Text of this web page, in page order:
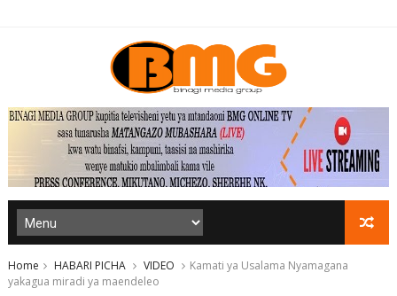
Home HABARI PICHA VIDEO
Kamati ya Usalama Nyamagana
yakagua miradi ya maendeleo